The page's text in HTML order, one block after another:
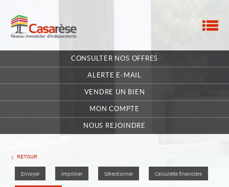
NOTRE RÉSEAU
MA SÉLECTION 0
POSTULEZ EN LIGNE
CONSULTER NOS OFFRES
ALERTE E-MAIL
VENDRE UN BIEN
MON COMPTE
NOUS REJOINDRE
RETOUR
Envoyer Imprimer Sélectionner Calculette financière